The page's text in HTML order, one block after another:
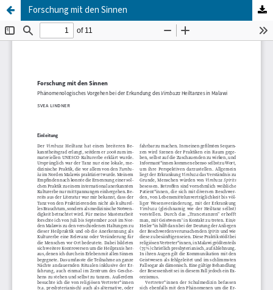
Forschung mit den Sinnen